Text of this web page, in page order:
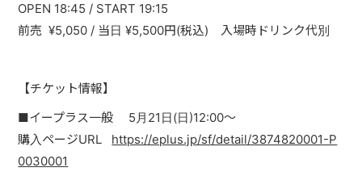
PAST LIVE
CONTACT
OPEN 18:45 / START 19:15
前売 ¥5,050 / 当日 ¥5,500円(税込) 入場時ドリンク代別
【チケット情報】
■イープラス一般 5月21日(日)12:00～
購入ページURL https://eplus.jp/sf/detail/3874820001-P
0030001